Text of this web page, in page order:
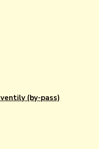
(by-pass)